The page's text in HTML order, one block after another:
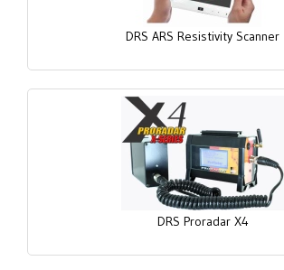
DRS ARS Resistivity Scanner
DRS Proradar X4